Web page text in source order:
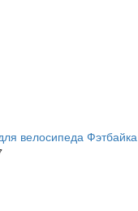
велосипеда Фэтбайка